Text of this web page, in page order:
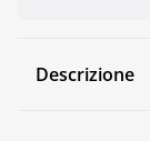
Descrizione